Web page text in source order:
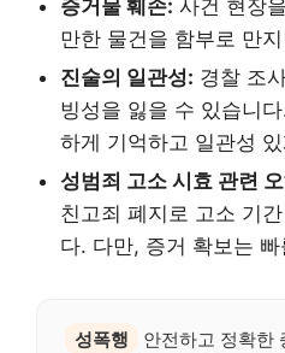
증거물 훼손: 사건 현장
만한 물건을 함부로 만
진술의 일관성: 경찰 조
빙성을 잃을 수 있습니
하게 기억하고 일관성
성범죄 고소 시효 관련
친고죄 폐지로 고소 기
다. 다만, 증거 확보는
성폭행
안전하고 정확한